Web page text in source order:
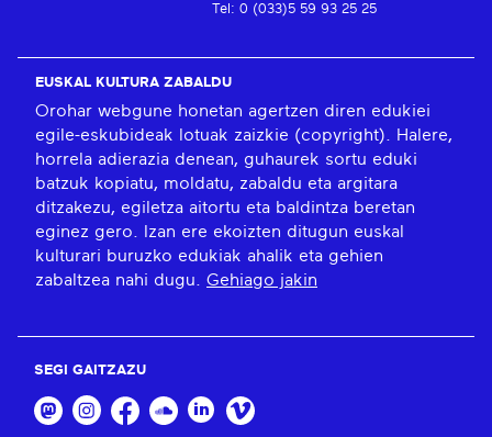
Tel: 0 (033)5 59 93 25 25
EUSKAL KULTURA ZABALDU
Orohar webgune honetan agertzen diren edukiei
egile-eskubideak lotuak zaizkie (copyright). Halere,
horrela adierazia denean, guhaurek sortu eduki
batzuk kopiatu, moldatu, zabaldu eta argitara
ditzakezu, egiletza aitortu eta baldintza beretan
eginez gero. Izan ere ekoizten ditugun euskal
kulturari buruzko edukiak ahalik eta gehien
zabaltzea nahi dugu. Gehiago jakin
SEGI GAITZAZU